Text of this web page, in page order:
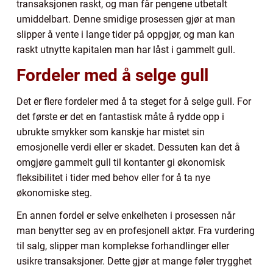
transaksjonen raskt, og man får pengene utbetalt
umiddelbart. Denne smidige prosessen gjør at man
slipper å vente i lange tider på oppgjør, og man kan
raskt utnytte kapitalen man har låst i gammelt gull.
Fordeler med å selge gull
Det er flere fordeler med å ta steget for å selge gull. For
det første er det en fantastisk måte å rydde opp i
ubrukte smykker som kanskje har mistet sin
emosjonelle verdi eller er skadet. Dessuten kan det å
omgjøre gammelt gull til kontanter gi økonomisk
fleksibilitet i tider med behov eller for å ta nye
økonomiske steg.
En annen fordel er selve enkelheten i prosessen når
man benytter seg av en profesjonell aktør. Fra vurdering
til salg, slipper man komplekse forhandlinger eller
usikre transaksjoner. Dette gjør at mange føler trygghet